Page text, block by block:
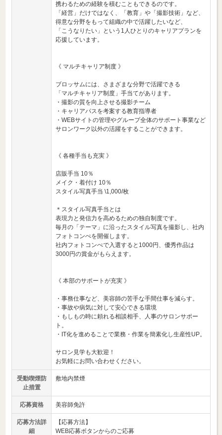
携わるための経験を積むこともできるのです。
「経営」だけではなく、「教育」や「撮影技術」など、
得意な分野をもって組織の中で活躍したいなど、
「こうなりたい」という1人ひとりのキャリアプランを
応援しています。
《 マルチキャリア制度 》
ブロッサムには、さまざまな分野で活躍できる
「マルチキャリア制度」手当てがあります。
・撮影の質を向上させる撮影チーム
・キャリアパスを考案する教育指導者
・WEBサイトの管理やグループ全体のサポート事業など
サロンワーク以外の活躍をすることができます。
《 各種手当も充実 》
店販手当 10％
メイク・着付け 10％
スタイル写真手当 \1,000/枚
＊スタイル写真手当とは
表現力と発信力を高めるための独自制度です。
毎月の「テーマ」に沿ったスタイル写真を撮影し、社内
フォトコンぺを開催します。
社内フォトコンぺで入選すると1000円、優秀作品は
3000円の賞金がもらえます。
《 本部のサポートが充実 》
・事務仕事など、美容師の苦手な手間仕事を減らす。
・事故や病気に対して安心できる環境
・もしもの時に頼れる相談相手、人事のサロンサポー
ト。
・IT化を進めることで業務・作業を簡素化し生産性UP。
サロン見学も大歓迎！
お気軽にお問い合わせください。
受動喫煙防
止措置
敷地内禁煙
応募資格 美容師免許
応募方法詳
細
【応募方法】
WEB応募ボタンからのご応募